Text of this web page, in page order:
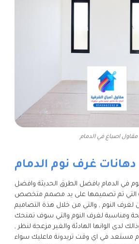
مقاول اصباغ في الدمام
دهانات غرف نوم الدمام
في الدمام بافضل الطرق الحديثة وافضل
التي تم تصميمها على يد مصمم متخصص
لغرف النوم , والتي من خلال هذة التصاميم
ومناسبة لغرف النوم والتي سوف تمنحك
لدى الوانها الهادئة والغير مزعجة لنظر ,
مستعد في اي وقت تريدونة ماعليك سواء